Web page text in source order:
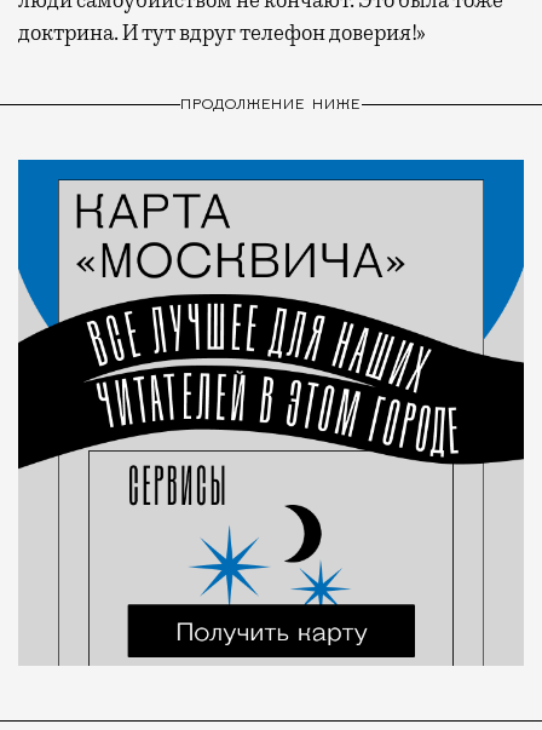
доктрина. И тут вдруг телефон доверия!»
ПРОДОЛЖЕНИЕ НИЖЕ